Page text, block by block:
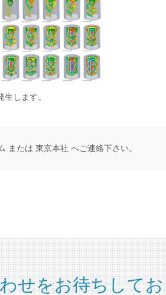
します。
または 東京本社 へご連絡下さい。
せをお待ちして